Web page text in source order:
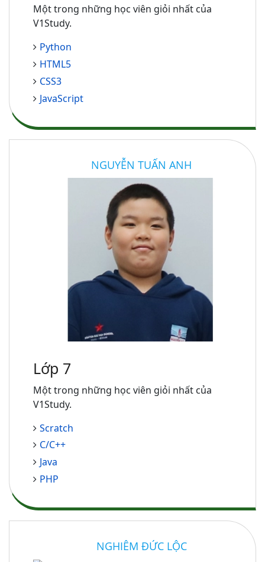
Một trong những học viên giỏi nhất của
V1Study.
Python
HTML5
CSS3
JavaScript
NGUYỄN TUẤN ANH
Lớp 7
Một trong những học viên giỏi nhất của
V1Study.
Scratch
C/C++
Java
PHP
NGHIÊM ĐỨC LỘC